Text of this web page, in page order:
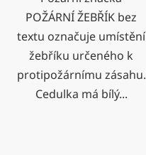
POŽÁRNÍ ŽEBŘÍK bez
textu označuje umístění
žebříku určeného k
protipožárnímu zásahu.
Cedulka má bílý...